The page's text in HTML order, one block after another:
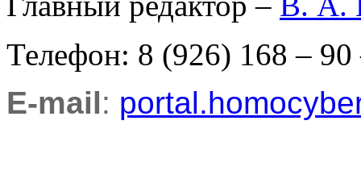
Телефон: 8 (926) 168 – 90
E-mail: